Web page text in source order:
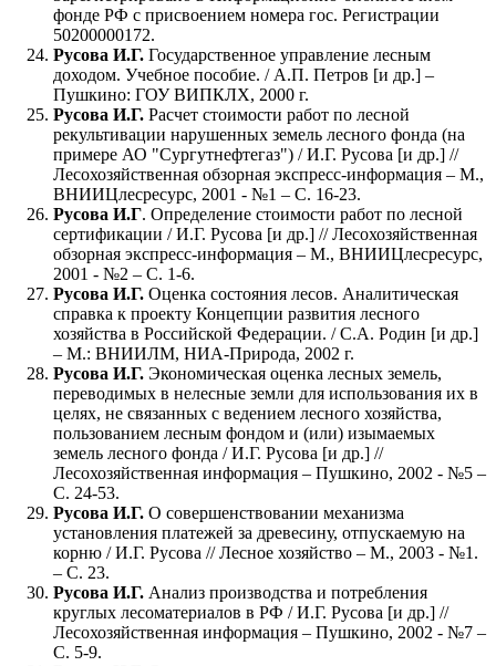
фонде РФ с присвоением номера гос. Регистрации
50200000172.
Русова И.Г. Государственное управление лесным
доходом. Учебное пособие. / А.П. Петров [и др.] –
Пушкино: ГОУ ВИПКЛХ, 2000 г.
Русова И.Г. Расчет стоимости работ по лесной
рекультивации нарушенных земель лесного фонда (на
примере АО "Сургутнефтегаз") / И.Г. Русова [и др.] //
Лесохозяйственная обзорная экспресс-информация – М.,
ВНИИЦлесресурс, 2001 - №1 – С. 16-23.
Русова И.Г. Определение стоимости работ по лесной
сертификации / И.Г. Русова [и др.] // Лесохозяйственная
обзорная экспресс-информация – М., ВНИИЦлесресурс,
2001 - №2 – С. 1-6.
Русова И.Г. Оценка состояния лесов. Аналитическая
справка к проекту Концепции развития лесного
хозяйства в Российской Федерации. / С.А. Родин [и др.]
– М.: ВНИИЛМ, НИА-Природа, 2002 г.
Русова И.Г. Экономическая оценка лесных земель,
переводимых в нелесные земли для использования их в
целях, не связанных с ведением лесного хозяйства,
пользованием лесным фондом и (или) изымаемых
земель лесного фонда / И.Г. Русова [и др.] //
Лесохозяйственная информация – Пушкино, 2002 - №5 –
С. 24-53.
Русова И.Г. О совершенствовании механизма
установления платежей за древесину, отпускаемую на
корню / И.Г. Русова // Лесное хозяйство – М., 2003 - №1.
– С. 23.
Русова И.Г. Анализ производства и потребления
круглых лесоматериалов в РФ / И.Г. Русова [и др.] //
Лесохозяйственная информация – Пушкино, 2002 - №7 –
С. 5-9.